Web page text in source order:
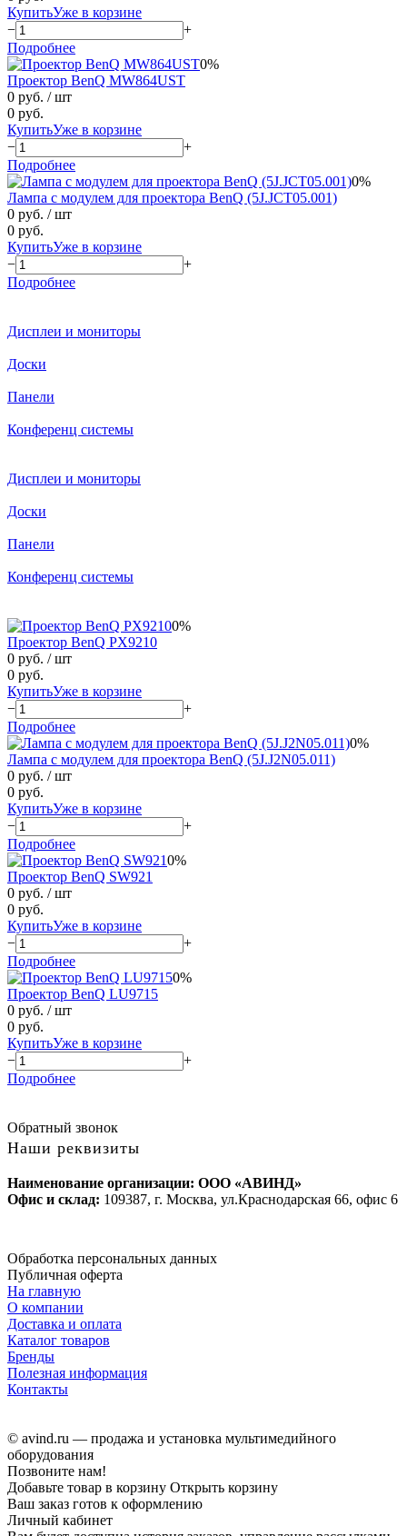
КупитьУже в корзине
−
+
Подробнее
0%
Проектор BenQ MW864UST
0 руб. / шт
0 руб.
КупитьУже в корзине
−
+
Подробнее
0%
Лампа с модулем для проектора BenQ (5J.JCT05.001)
0 руб. / шт
0 руб.
КупитьУже в корзине
−
+
Подробнее
Дисплеи и мониторы
Доски
Панели
Конференц системы
Дисплеи и мониторы
Доски
Панели
Конференц системы
0%
Проектор BenQ PX9210
0 руб. / шт
0 руб.
КупитьУже в корзине
−
+
Подробнее
0%
Лампа с модулем для проектора BenQ (5J.J2N05.011)
0 руб. / шт
0 руб.
КупитьУже в корзине
−
+
Подробнее
0%
Проектор BenQ SW921
0 руб. / шт
0 руб.
КупитьУже в корзине
−
+
Подробнее
0%
Проектор BenQ LU9715
0 руб. / шт
0 руб.
КупитьУже в корзине
−
+
Подробнее
Обратный звонок
Наши реквизиты
Наименование организации: ООО «АВИНД»
Офис и склад: 109387, г. Москва, ул.Краснодарская 66, офис 6
Обработка персональных данных
Публичная оферта
На главную
О компании
Доставка и оплата
Каталог товаров
Бренды
Полезная информация
Контакты
© avind.ru — продажа и установка мультимедийного
оборудования
Позвоните нам!
Добавьте товар в корзину Открыть корзину
Ваш заказ готов к оформлению
Личный кабинет